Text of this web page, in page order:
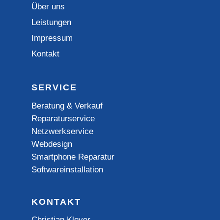
Über uns
Leistungen
Impressum
Kontakt
SERVICE
Beratung & Verkauf
Reparaturservice
Netzwerkservice
Webdesign
Smartphone Reparatur
Softwareinstallation
KONTAKT